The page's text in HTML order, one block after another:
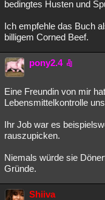
bedingtes Husten und
Ich empfehle das Buch
billigem Corned Beef.
pony2.4
Eine Freundin von mir
Lebensmittelkontrolle
Ihr Job war es
rauszupicken.
Niemals würde sie
Gründe.
Shiiva